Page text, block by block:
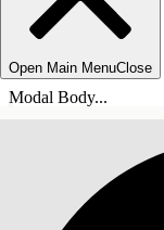
Open Main MenuClose
Modal Body...